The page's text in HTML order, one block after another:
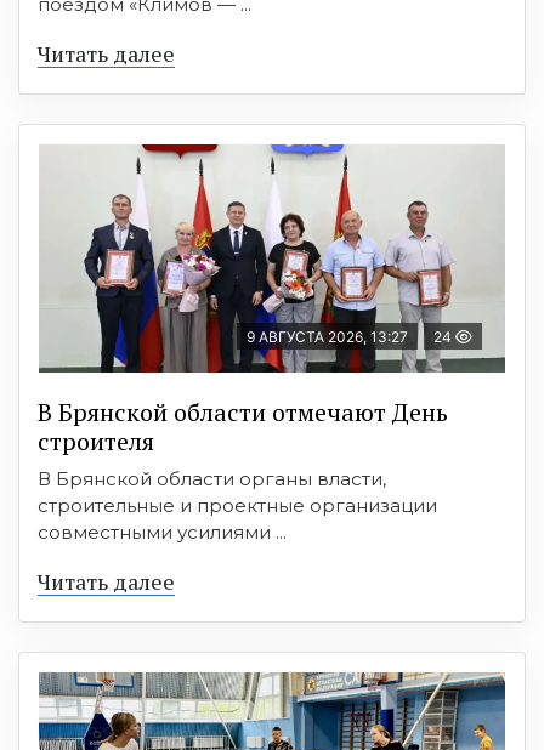
Читать далее
9 АВГУСТА 2026, 13:27 24
В Брянской области отмечают День
строителя
В Брянской области органы власти,
строительные и проектные организации
совместными усилиями ...
Читать далее